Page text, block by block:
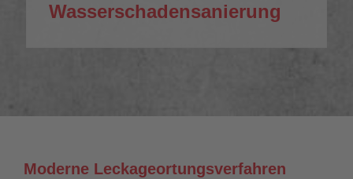
Wasserschadensanierung
Moderne Leckageortungsverfahren